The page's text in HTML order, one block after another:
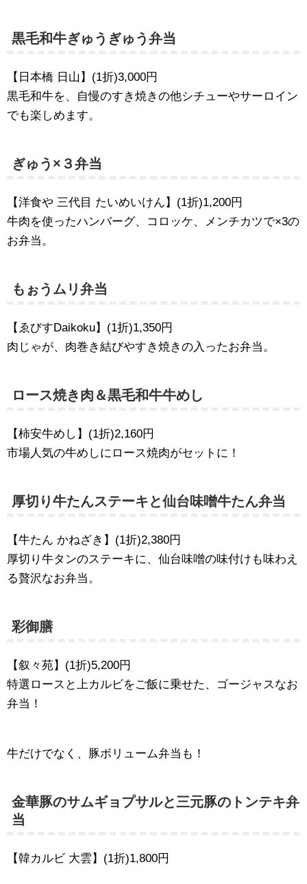
黒毛和牛ぎゅうぎゅう弁当
【日本橋 日山】(1折)3,000円
黒毛和牛を、自慢のすき焼きの他シチューやサーロイン
でも楽しめます。
ぎゅう×３弁当
【洋食や 三代目 たいめいけん】(1折)1,200円
牛肉を使ったハンバーグ、コロッケ、メンチカツで×3の
お弁当。
もぉうムリ弁当
【ゑびすDaikoku】(1折)1,350円
肉じゃが、肉巻き結びやすき焼きの入ったお弁当。
ロース焼き肉＆黒毛和牛牛めし
【柿安牛めし】(1折)2,160円
市場人気の牛めしにロース焼肉がセットに！
厚切り牛たんステーキと仙台味噌牛たん弁当
【牛たん かねざき】(1折)2,380円
厚切り牛タンのステーキに、仙台味噌の味付けも味わえ
る贅沢なお弁当。
彩御膳
【叙々苑】(1折)5,200円
特選ロースと上カルビをご飯に乗せた、ゴージャスなお
弁当！
牛だけでなく、豚ボリューム弁当も！
金華豚のサムギョプサルと三元豚のトンテキ弁
当
【韓カルビ 大雲】(1折)1,800円